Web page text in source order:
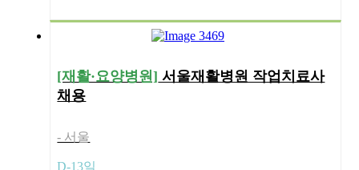
[재활·요양병원] 서울재활병원 작업치료사
채용
- 서울
D-13일